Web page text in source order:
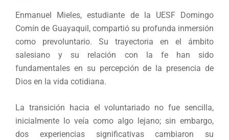
Enmanuel Mieles, estudiante de la UESF Domingo
Comín de Guayaquil, compartió su profunda inmersión
como prevoluntario. Su trayectoria en el ámbito
salesiano y su relación con la fe han sido
fundamentales en su percepción de la presencia de
Dios en la vida cotidiana.
La transición hacia el voluntariado no fue sencilla,
inicialmente lo veía como algo lejano; sin embargo,
dos experiencias significativas cambiaron su